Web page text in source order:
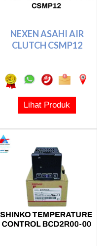
NEXEN ASAHI AIR
CLUTCH CSMP12
Lihat Produk